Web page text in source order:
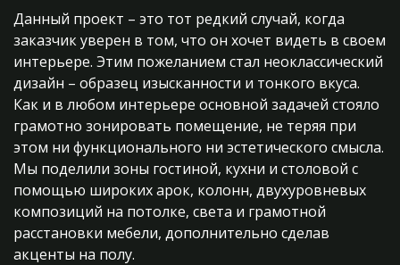
Данный проект – это тот редкий случай, когда
заказчик уверен в том, что он хочет видеть в своем
интерьере. Этим пожеланием стал неоклассический
дизайн – образец изысканности и тонкого вкуса.
Как и в любом интерьере основной задачей стояло
грамотно зонировать помещение, не теряя при
этом ни функционального ни эстетического смысла.
Мы поделили зоны гостиной, кухни и столовой с
помощью широких арок, колонн, двухуровневых
композиций на потолке, света и грамотной
расстановки мебели, дополнительно сделав
акценты на полу.